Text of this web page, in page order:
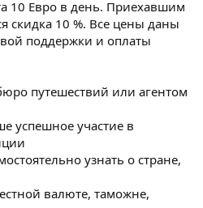
10 Евро в день. Приехавшим
скидка 10 %. Все цены даны
поддержки и оплаты
путешествий или агентом
успешное участие в
узнать о стране,
валюте, таможне,